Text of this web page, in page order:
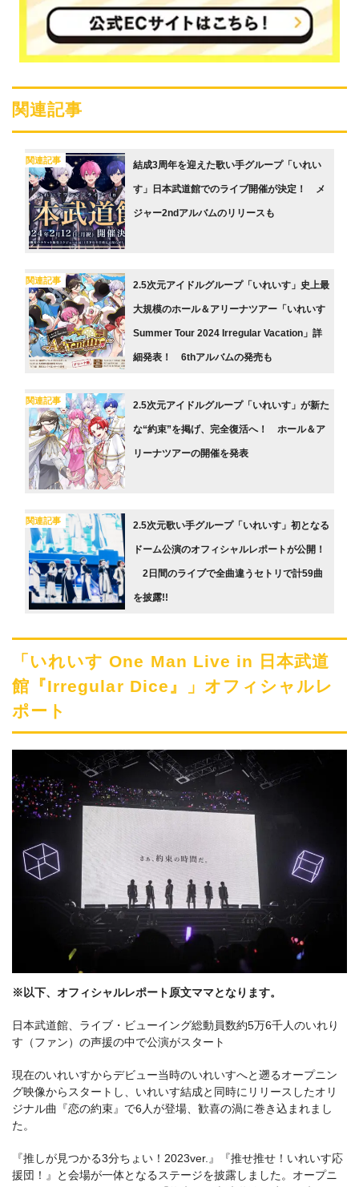
関連記事
関連記事 結成3周年を迎えた歌い手グループ「いれい
す」日本武道館でのライブ開催が決定！ メ
ジャー2ndアルバムのリリースも
関連記事 2.5次元アイドルグループ「いれいす」史上最
大規模のホール＆アリーナツアー「いれいす
Summer Tour 2024 Irregular Vacation」詳
細発表！ 6thアルバムの発売も
関連記事 2.5次元アイドルグループ「いれいす」が新た
な“約束”を掲げ、完全復活へ！ ホール＆ア
リーナツアーの開催を発表
関連記事 2.5次元歌い手グループ「いれいす」初となる
ドーム公演のオフィシャルレポートが公開！
2日間のライブで全曲違うセトリで計59曲
を披露!!
「いれいす One Man Live in 日本武道
館『Irregular Dice』」オフィシャルレ
ポート
※以下、オフィシャルレポート原文ママとなります。
日本武道館、ライブ・ビューイング総動員数約5万6千人のいれり
す（ファン）の声援の中で公演がスタート
現在のいれいすからデビュー当時のいれいすへと遡るオープニン
グ映像からスタートし、いれいす結成と同時にリリースしたオリ
ジナル曲『恋の約束』で6人が登場、歓喜の渦に巻き込まれまし
た。
『推しが見つかる3分ちょい！2023ver.』『推せ推せ！いれいす応
援団！』と会場が一体となるステージを披露しました。オープニ